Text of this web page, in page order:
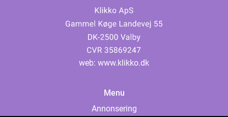
web: www.klikko.dk
Menu
Annonsering